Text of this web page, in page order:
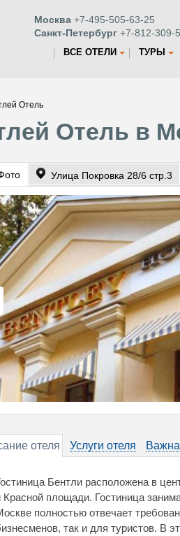
Москва +7-495-505-63-25
Санкт-Петербург +7-812-309-
ВСЕ ОТЕЛИ ТУРЫ
Отель
Отель в
Улица Покровка 28/6 стр.3
отеля Услуги отеля
Бентли расположена в
Красной площади. Гостиница
полностью отвечает
так и для туристов. В